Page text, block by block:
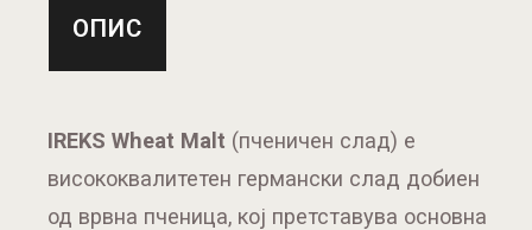
ОПИС
IREKS Wheat Malt (пченичен слад) е
висококвалитетен германски слад добиен
од врвна пченица, кој претставува основна